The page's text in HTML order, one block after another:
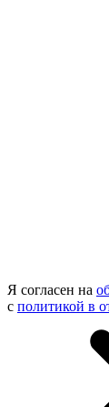
Я согласен на
с политикой в